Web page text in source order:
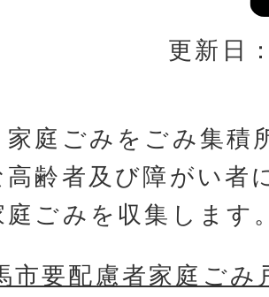
更新日
家庭ごみをごみ集積
高齢者及び障がい者
庭ごみを収集します
市要配慮者家庭ごみ